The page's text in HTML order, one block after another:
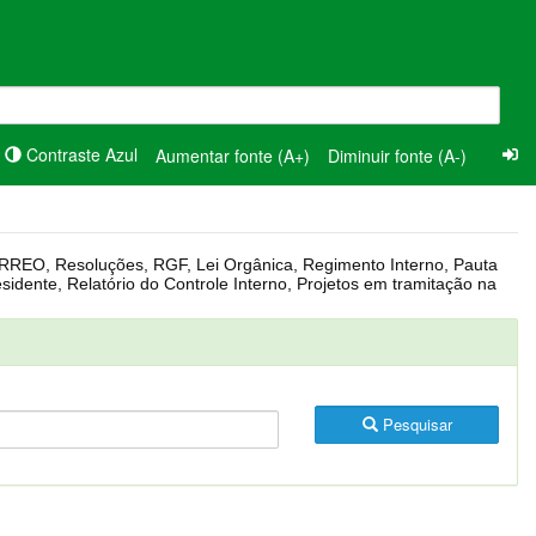
Contraste Azul Aumentar fonte (A+) Diminuir fonte (A-)
Pesquisar